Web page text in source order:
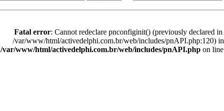
Fatal error: Cannot redeclare pnconfiginit() (previously declared in
/var/www/html/activedelphi.com.br/web/includes/pnAPI.php:120) in
/var/www/html/activedelphi.com.br/web/includes/pnAPI.phpon line